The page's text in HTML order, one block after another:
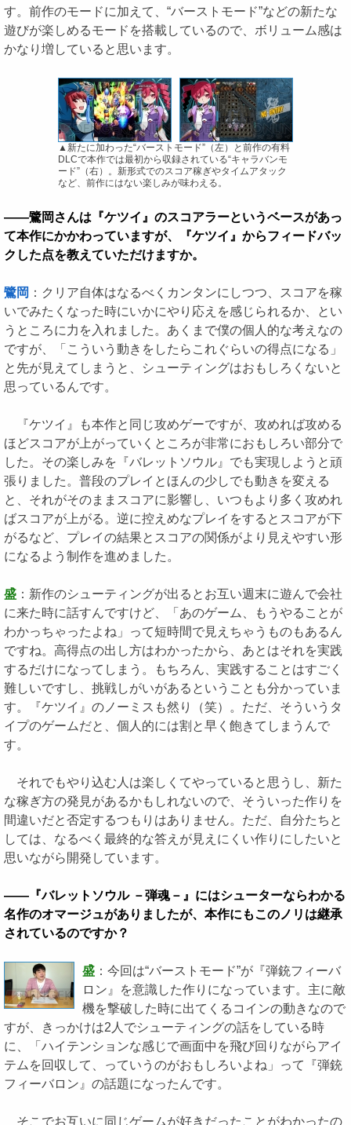
す。前作のモードに加えて、“バーストモード”などの新たな
遊びが楽しめるモードを搭載しているので、ボリューム感は
かなり増していると思います。
▲新たに加わった“バーストモード”（左）と前作の有料
DLCで本作では最初から収録されている“キャラバンモ
ード”（右）。新形式でのスコア稼ぎやタイムアタック
など、前作にはない楽しみが味わえる。
――鷺岡さんは『ケツイ』のスコアラーというベースがあっ
て本作にかかわっていますが、『ケツイ』からフィードバッ
クした点を教えていただけますか。
鷺岡 ：クリア自体はなるべくカンタンにしつつ、スコアを稼
いでみたくなった時にいかにやり応えを感じられるか、とい
うところに力を入れました。あくまで僕の個人的な考えなの
ですが、「こういう動きをしたらこれぐらいの得点になる」
と先が見えてしまうと、シューティングはおもしろくないと
思っているんです。
『ケツイ』も本作と同じ攻めゲーですが、攻めれば攻める
ほどスコアが上がっていくところが非常におもしろい部分で
した。その楽しみを『バレットソウル』でも実現しようと頑
張りました。普段のプレイとほんの少しでも動きを変える
と、それがそのままスコアに影響し、いつもより多く攻めれ
ばスコアが上がる。逆に控えめなプレイをするとスコアが下
がるなど、プレイの結果とスコアの関係がより見えやすい形
になるよう制作を進めました。
盛 ：新作のシューティングが出るとお互い週末に遊んで会社
に来た時に話すんですけど、「あのゲーム、もうやることが
わかっちゃったよね」って短時間で見えちゃうものもあるん
ですね。高得点の出し方はわかったから、あとはそれを実践
するだけになってしまう。もちろん、実践することはすごく
難しいですし、挑戦しがいがあるということも分かっていま
す。『ケツイ』のノーミスも然り（笑）。ただ、そういうタ
イプのゲームだと、個人的には割と早く飽きてしまうんで
す。
それでもやり込む人は楽しくてやっていると思うし、新た
な稼ぎ方の発見があるかもしれないので、そういった作りを
間違いだと否定するつもりはありません。ただ、自分たちと
しては、なるべく最終的な答えが見えにくい作りにしたいと
思いながら開発しています。
――『バレットソウル －弾魂－』にはシューターならわかる
名作のオマージュがありましたが、本作にもこのノリは継承
されているのですか？
盛 ：今回は“バーストモード”が『弾銃フィーバ
ロン』を意識した作りになっています。主に敵
機を撃破した時に出てくるコインの動きなので
すが、きっかけは2人でシューティングの話をしている時
に、「ハイテンションな感じで画面中を飛び回りながらアイ
テムを回収して、っていうのがおもしろいよね」って『弾銃
フィーバロン』の話題になったんです。
そこでお互いに同じゲームが好きだったことがわかったの